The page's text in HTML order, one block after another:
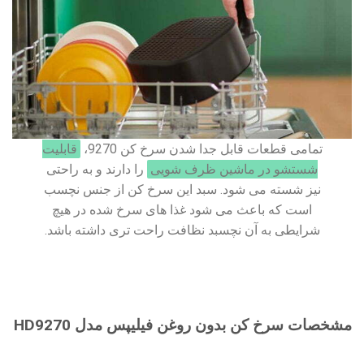
تمامی قطعات قابل جدا شدن سرخ کن 9270،
قابلیت
شستشو در ماشین ظرف شویی را دارند و به راحتی
نیز شسته می شود. سبد این سرخ کن از جنس نچسب
است که باعث می شود غذا های سرخ شده در هیچ
شرایطی به آن نچسبد نظافت راحت تری داشته باشد.
مشخصات سرخ کن بدون روغن فیلیپس مدل HD9270